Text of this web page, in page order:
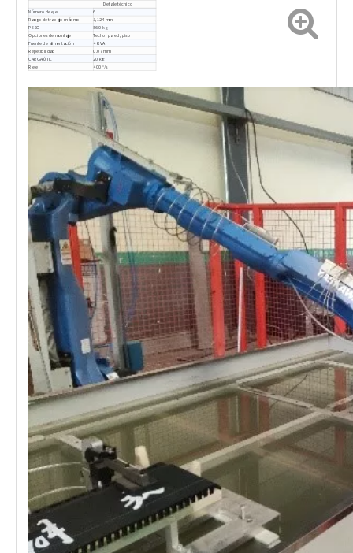
Detalle técnico
Número de eje
6
Rango de trabajo máximo
3,124 mm
PESO
560 kg
Opciones de montaje
Techo, pared, piso
Fuente de alimentación
4 KVA
Repetibilidad
0.07 mm
CARGA ÚTIL
20 kg
R eje
400 °/s